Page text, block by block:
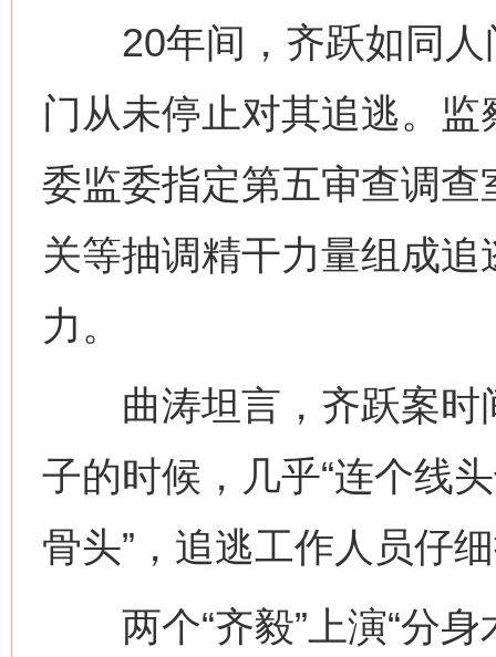
20年间，齐跃如同人
门从未停止对其追逃。
委监委指定第五审查调
关等抽调精干力量组成
力。
曲涛坦言，齐跃案时
子的时候，几乎“连个线
骨头”，追逃工作人员仔
两个“齐毅”上演“分身